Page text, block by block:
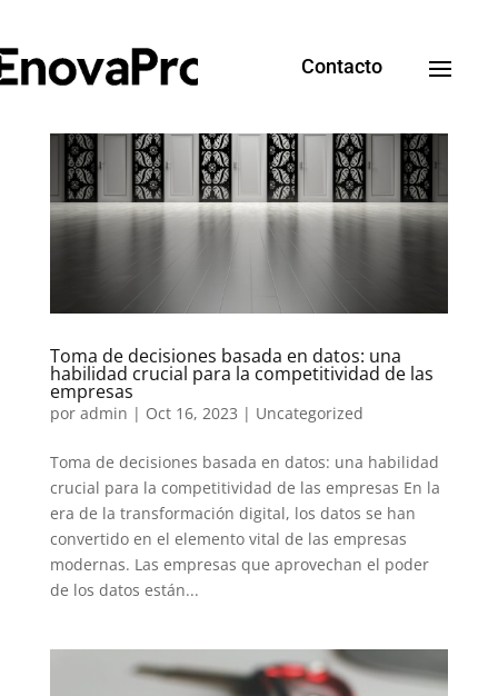
Contacto
Toma de decisiones basada en datos: una
habilidad crucial para la competitividad de las
empresas
por admin | Oct 16, 2023 | Uncategorized
Toma de decisiones basada en datos: una habilidad
crucial para la competitividad de las empresas En la
era de la transformación digital, los datos se han
convertido en el elemento vital de las empresas
modernas. Las empresas que aprovechan el poder
de los datos están...